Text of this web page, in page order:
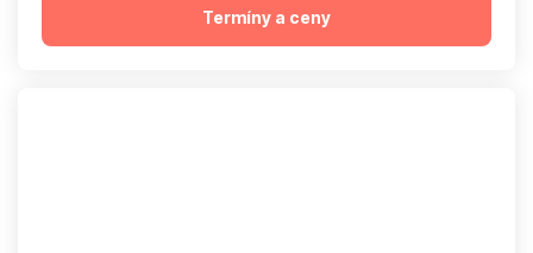
Termíny a ceny